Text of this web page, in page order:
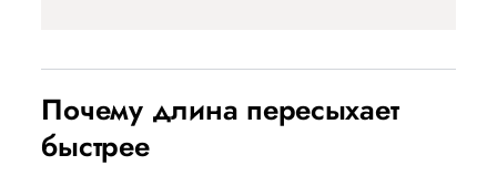
Почему длина пересыхает
быстрее